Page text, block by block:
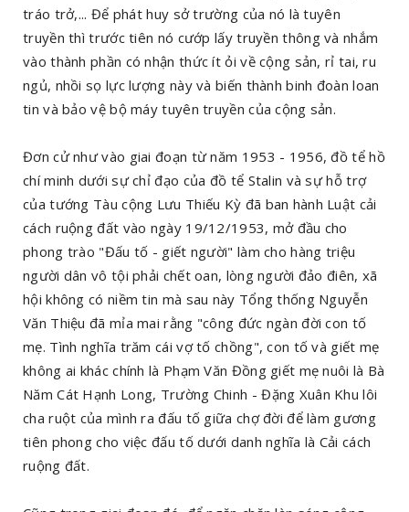
tráo trở,... Để phát huy sở trường của nó là tuyên
truyền thì trước tiên nó cướp lấy truyền thông và nhắm
vào thành phần có nhận thức ít ỏi về cộng sản, rỉ tai, ru
ngủ, nhồi sọ lực lượng này và biến thành binh đoàn loan
tin và bảo vệ bộ máy tuyên truyền của cộng sản.
Đơn cử như vào giai đoạn từ năm 1953 - 1956, đồ tể hồ
chí minh dưới sự chỉ đạo của đồ tể Stalin và sự hỗ trợ
của tướng Tàu cộng Lưu Thiếu Kỳ đã ban hành Luật cải
cách ruộng đất vào ngày 19/12/1953, mở đầu cho
phong trào "Đấu tố - giết người" làm cho hàng triệu
người dân vô tội phải chết oan, lòng người đảo điên, xã
hội không có niềm tin mà sau này Tổng thống Nguyễn
Văn Thiệu đã mỉa mai rằng "công đức ngàn đời con tố
mẹ. Tình nghĩa trăm cái vợ tố chồng", con tố và giết mẹ
không ai khác chính là Phạm Văn Đồng giết mẹ nuôi là Bà
Năm Cát Hạnh Long, Trường Chinh - Đặng Xuân Khu lôi
cha ruột của mình ra đấu tố giữa chợ đời để làm gương
tiên phong cho việc đấu tố dưới danh nghĩa là Cải cách
ruộng đất.